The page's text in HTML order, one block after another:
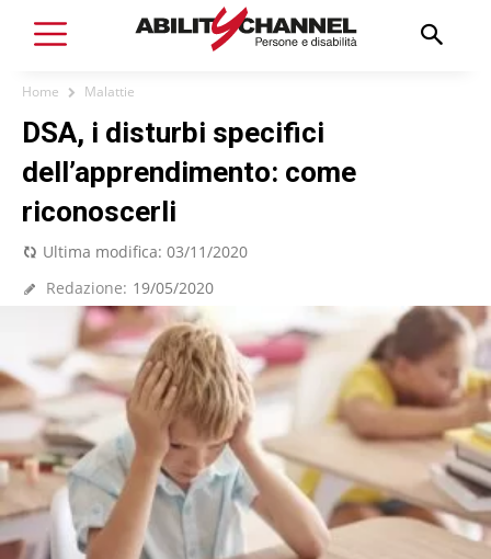
Home Malattie
DSA, i disturbi specifici
dell’apprendimento: come
riconoscerli
Ultima modifica: 03/11/2020
Redazione: 19/05/2020